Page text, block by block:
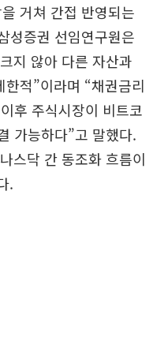
거쳐 간접 반영되는
성증권 선임연구원은
지 않아 다른 자산과
적”이라며 “채권금리
후 주식시장이 비트코
가능하다”고 말했다.
스닥 간 동조화 흐름이
.